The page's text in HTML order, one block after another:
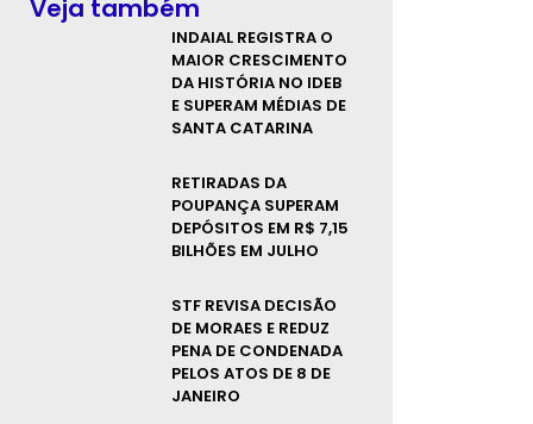
Veja também
INDAIAL REGISTRA O
MAIOR CRESCIMENTO
DA HISTÓRIA NO IDEB
E SUPERAM MÉDIAS DE
SANTA CATARINA
RETIRADAS DA
POUPANÇA SUPERAM
DEPÓSITOS EM R$ 7,15
BILHÕES EM JULHO
STF REVISA DECISÃO
DE MORAES E REDUZ
PENA DE CONDENADA
PELOS ATOS DE 8 DE
JANEIRO